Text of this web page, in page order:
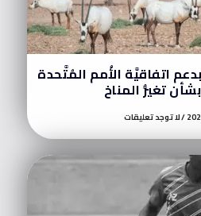
اتفاقيَّة الأُمم المُتَّحدة
تغيُّر المناخ
لا توجد تعليقات